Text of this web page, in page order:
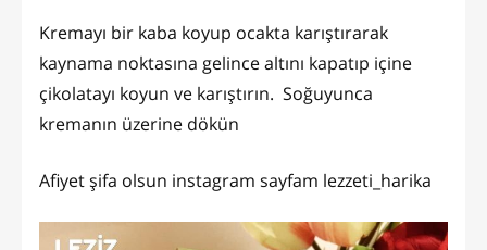
Kremayı bir kaba koyup ocakta karıştırarak
kaynama noktasına gelince altını kapatıp içine
çikolatayı koyun ve karıştırın. Soğuyunca
kremanın üzerine dökün
Afiyet şifa olsun instagram sayfam lezzeti_harika